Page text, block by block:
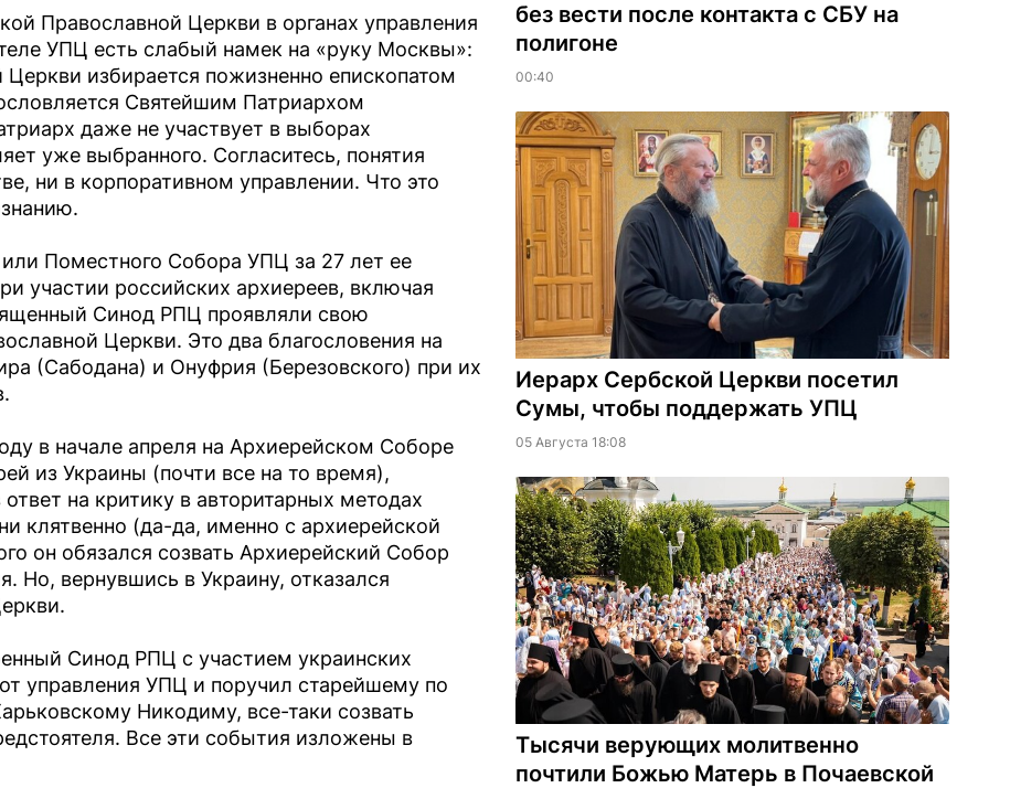
Православной Церкви в органах управления
УПЦ есть слабый намек на «руку Москвы»:
избирается пожизненно епископатом
Святейшим Патриархом
даже не участвует в выборах
уже выбранного. Согласитесь, понятия
ни в корпоративном управлении. Что это
Поместного Собора УПЦ за 27 лет ее
участии российских архиереев, включая
Синод РПЦ проявляли свою
Церкви. Это два благословения на
(Сабодана) и Онуфрия (Березовского) при их
в начале апреля на Архиерейском Соборе
из Украины (почти все на то время),
на критику в авторитарных методах
клятвенно (да-да, именно с архиерейской
он обязался созвать Архиерейский Собор
Но, вернувшись в Украину, отказался
Синод РПЦ с участием украинских
управления УПЦ и поручил старейшему по
Никодиму, все-таки созвать
Все эти события изложены в
без вести после контакта с СБУ на
полигоне
00:40
Иерарх Сербской Церкви посетил
Сумы, чтобы поддержать УПЦ
05 Августа 18:08
Тысячи верующих молитвенно
почтили Божью Матерь в Почаевской